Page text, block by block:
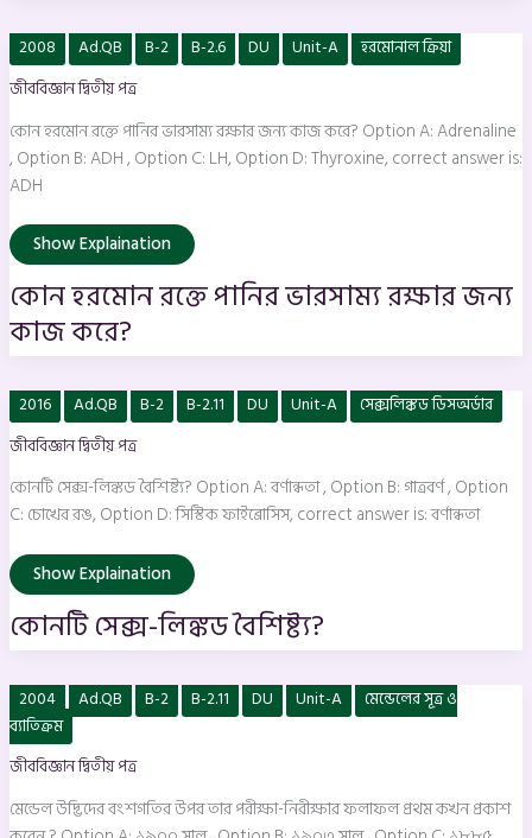
2008 Ad.QB B-2 B-2.6 DU Unit-A
হরমোনাল ক্রিয়া
জীববিজ্ঞান দ্বিতীয় পত্র
কোন হরমোন রক্তে পানির ভারসাম্য রক্ষার জন্য কাজ করে? Option A: Adrenaline
, Option B: ADH , Option C: LH, Option D: Thyroxine, correct answer is:
ADH
কোন
হরমোন
রক্তে
পানির
রক্ষার
জন্য
কাজ
করে?
Show Explaination
কোন হরমোন রক্তে পানির ভারসাম্য রক্ষার জন্য
কাজ করে?
2016 Ad.QB B-2 B-2.11 DU Unit-A
সেক্সলিঙ্কড ডিসঅর্ডার
জীববিজ্ঞান দ্বিতীয় পত্র
কোনটি সেক্স-লিঙ্কড বৈশিষ্ট্য? Option A: বর্ণান্ধতা , Option B: গাত্রবর্ণ , Option
C: চোখের রঙ, Option D: সিস্টিক ফাইব্রোসিস, correct answer is: বর্ণান্ধতা
কোনটি
সেক্স-
লিঙ্কড
বৈশিষ্ট্য?
Show Explaination
কোনটি সেক্স-লিঙ্কড বৈশিষ্ট্য?
2004 Ad.QB B-2 B-2.11 DU Unit-A
মেন্ডেলের সূত্র ও
ব্যাতিক্রম
জীববিজ্ঞান দ্বিতীয় পত্র
মেন্ডেল উদ্ভিদের বংশগতির উপর তার পরীক্ষা-নিরীক্ষার ফলাফল প্রথম কখন প্রকাশ
মেন্ডেল
উদ্ভিদের
বংশগতির
উপর
তার
পরীক্ষা-
ফলাফল
প্রথম